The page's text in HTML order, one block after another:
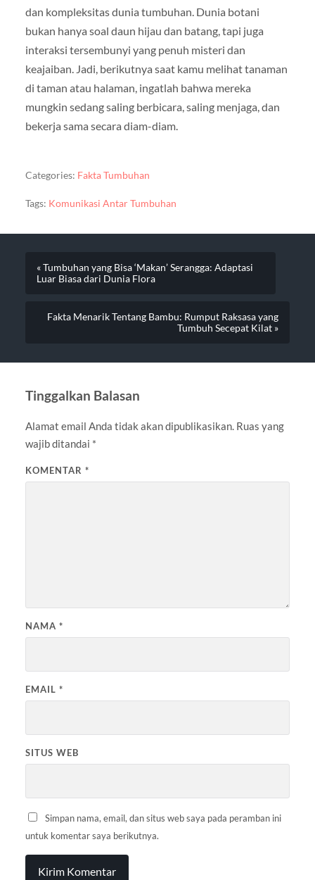
dan kompleksitas dunia tumbuhan. Dunia botani
bukan hanya soal daun hijau dan batang, tapi juga
interaksi tersembunyi yang penuh misteri dan
keajaiban. Jadi, berikutnya saat kamu melihat tanaman
di taman atau halaman, ingatlah bahwa mereka
mungkin sedang saling berbicara, saling menjaga, dan
bekerja sama secara diam-diam.
Categories: Fakta Tumbuhan
Tags: Komunikasi Antar Tumbuhan
« Tumbuhan yang Bisa ‘Makan’ Serangga: Adaptasi
Luar Biasa dari Dunia Flora
Fakta Menarik Tentang Bambu: Rumput Raksasa yang
Tumbuh Secepat Kilat »
Tinggalkan Balasan
Alamat email Anda tidak akan dipublikasikan. Ruas yang
wajib ditandai *
KOMENTAR *
NAMA *
EMAIL *
SITUS WEB
Simpan nama, email, dan situs web saya pada peramban ini
untuk komentar saya berikutnya.